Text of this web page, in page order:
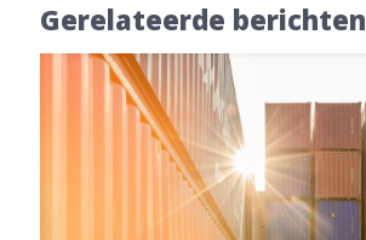
Gerelateerde berichten